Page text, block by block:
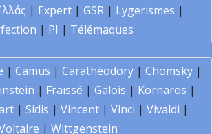
| Expert| GSR| Lygerismes |
| PI | Télémaques
| Camus | Carathéodory| Chomsky|
| Fraïssé | Galois | Kornaros |
| Sidis | Vincent | Vinci | Vivaldi |
| Wittgenstein